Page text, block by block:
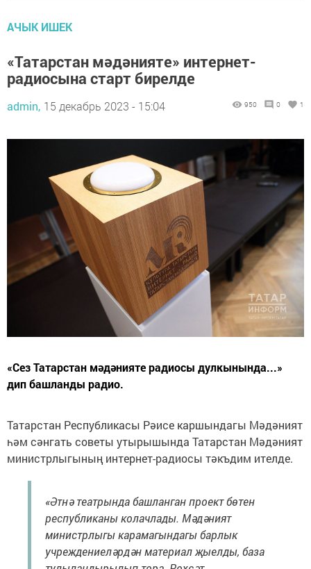
АЧЫК ИШЕК
«Татарстан мәдәнияте» интернет-
радиосына старт бирелде
admin, 15 декабрь 2023 - 15:04 950 0 1
«Сез Татарстан мәдәнияте радиосы дулкынында...»
дип башланды радио.
Татарстан Республикасы Рәисе каршындагы Мәдәният
һәм сәнгать советы утырышында Татарстан Мәдәният
министрлыгының интернет-радиосы тәкъдим ителде.
«Әтнә театрында башланган проект бөтен
республиканы колачлады. Мәдәният
министрлыгы карамагындагы барлык
учреждениеләрдән материал җыелды, база